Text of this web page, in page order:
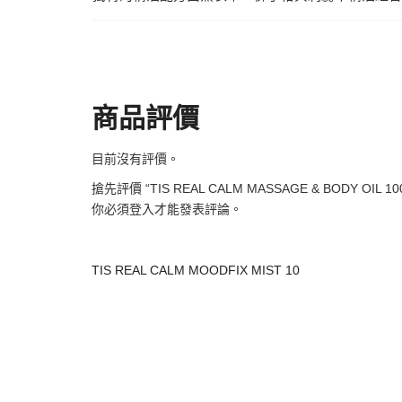
商品評價
目前沒有評價。
搶先評價 “TIS REAL CALM MASSAGE & BODY OIL
你必須登入 才能發表評論。
TIS REAL CALM MOODFIX MIST 10